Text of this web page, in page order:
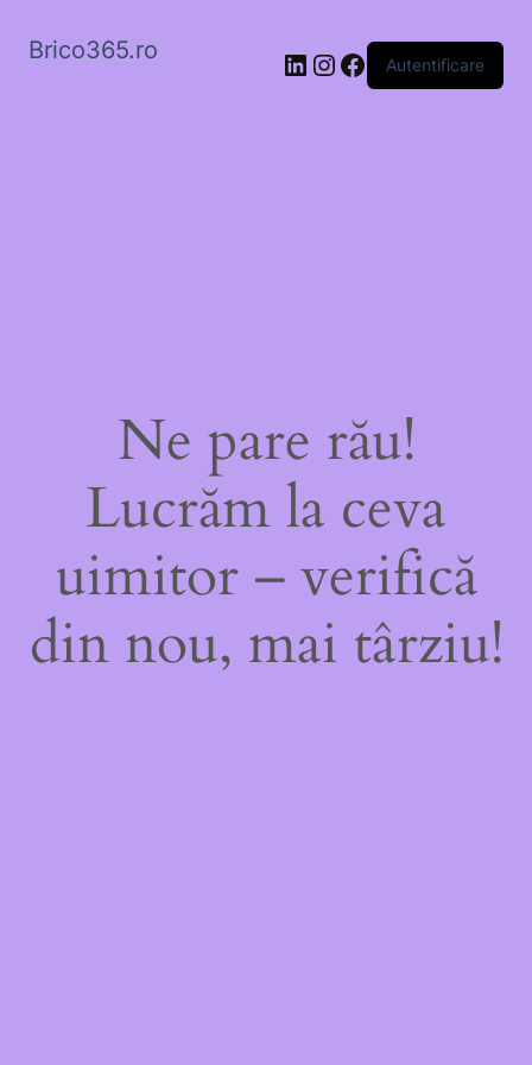
Brico365.ro LinkedIn
Instagram
Facebook
Autentificare
Ne pare rău!
Lucrăm la ceva
uimitor – verifică
din nou, mai târziu!